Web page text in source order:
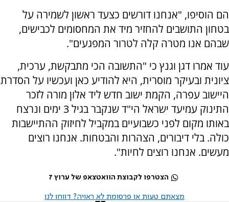
הם הוסיפו, "אנחנו דורשים כצעד ראשון לשמירה על
בטחון התושבים להחזיר מיד את המחסומים לכבישים,
שבהם אנו מטרה קלה לטרור המפגעים".
עוד אמרו דגן וגנץ כי "התשובה הכי מתבקשת, ערכית,
ציונית ובעיקר מוסרית, היא להודיע כאן ועכשיו על הסדרת
היישוב עפרה, הקמת ישוב חדש ליד אלון מורה לזכר
התינוק עמיעד ישראל הי"ד שנקבר בגיל 3 ימים ונרצח
באותו מקום לפני כשבועיים במקביל לחיזוק ההתיישבות
כולה. בלי דיבורים, הצהרות והבטחות. אנחנו רוצים
מעשים. אנחנו רוצים לחיות".
הצטרפו לקבוצת הוואטצאפ של ערוץ 7
מצאתם טעות או פרסומת לא ראויה? דווחו לנו